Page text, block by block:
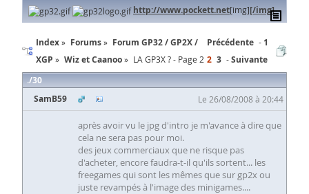
http://www.pockett.net[img][/img]
Index Forums
Forum GP32 / GP2X /
XGP
Wiz et Caanoo LA GP3X ? - Page 2
Précédente
1
2 3
Suivante
30
SamB59
Le 26/08/2008 à 20:44
après avoir vu le jpg d'intro je m'avance à dire que
cela ne sera pas pour moi.
des jeux commerciaux que ne risque pas
d'acheter, encore faudra-t-il qu'ils sortent... les
freegames qui sont les mêmes que sur gp2x ou
juste revampés à l'image des minigames....